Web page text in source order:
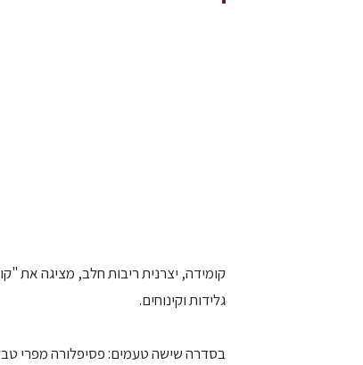
קומידה, יצרנית ריבות חלב, מציגה את
גלידות וקינוחים.
בסדרה שישה טעמים: פסיפלורה מפרי